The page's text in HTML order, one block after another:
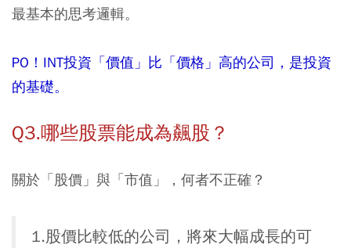
最基本的思考邏輯。
PO！INT投資「價值」比「價格」高的公司，是投資
的基礎。
Q3.哪些股票能成為飆股？
關於「股價」與「市值」，何者不正確？
1.股價比較低的公司，將來大幅成長的可